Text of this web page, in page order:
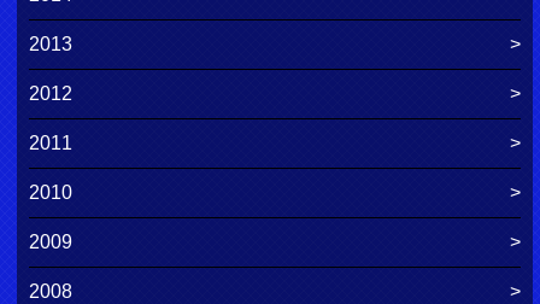
2013
2012
2011
2010
2009
2008